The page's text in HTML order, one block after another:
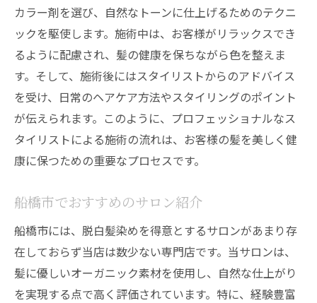
カラー剤を選び、自然なトーンに仕上げるためのテクニ
ックを駆使します。施術中は、お客様がリラックスでき
るように配慮され、髪の健康を保ちながら色を整えま
す。そして、施術後にはスタイリストからのアドバイス
を受け、日常のヘアケア方法やスタイリングのポイント
が伝えられます。このように、プロフェッショナルなス
タイリストによる施術の流れは、お客様の髪を美しく健
康に保つための重要なプロセスです。
船橋市でおすすめのサロン紹介
船橋市には、脱白髪染めを得意とするサロンがあまり存
在しておらず当店は数少ない専門店です。当サロンは、
髪に優しいオーガニック素材を使用し、自然な仕上がり
を実現する点で高く評価されています。特に、経験豊富